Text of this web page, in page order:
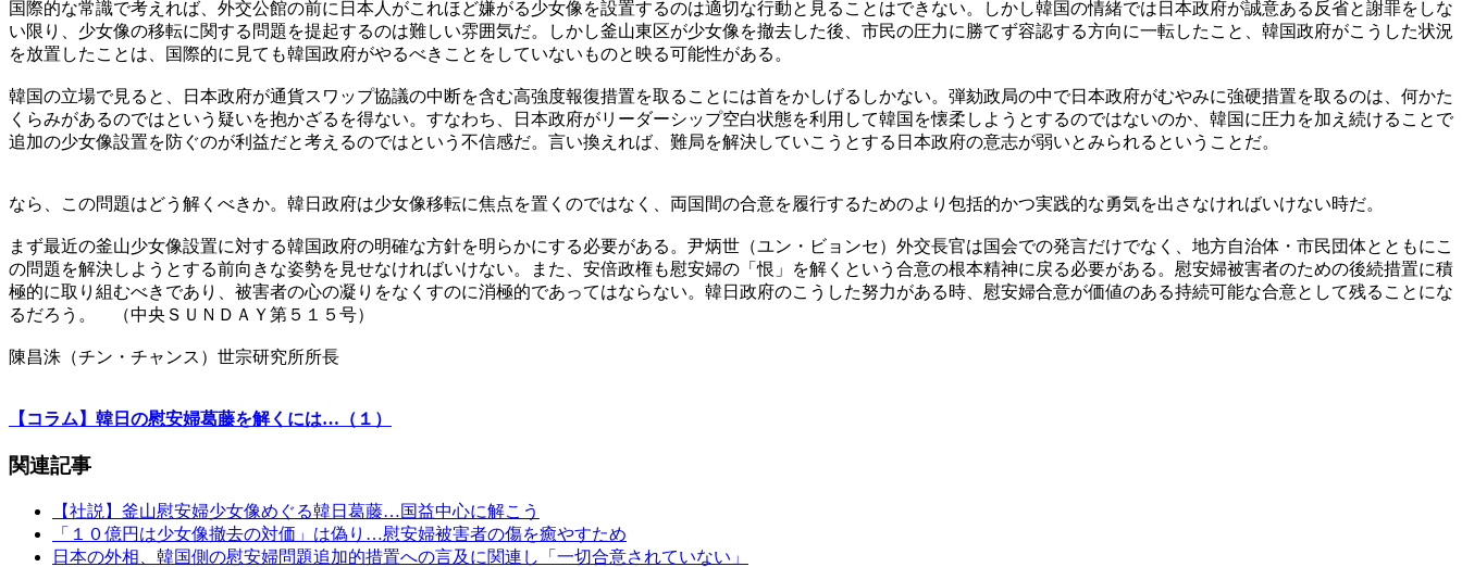
国際的な常識で考えれば、外交公館の前に日本人がこれほど嫌がる少女像を設置するのは適切な行動と見ることはできない。しかし韓国の情緒では日本政府が誠意ある反省と謝罪をしな
い限り、少女像の移転に関する問題を提起するのは難しい雰囲気だ。しかし釜山東区が少女像を撤去した後、市民の圧力に勝てず容認する方向に一転したこと、韓国政府がこうした状況
を放置したことは、国際的に見ても韓国政府がやるべきことをしていないものと映る可能性がある。
韓国の立場で見ると、日本政府が通貨スワップ協議の中断を含む高強度報復措置を取ることには首をかしげるしかない。弾劾政局の中で日本政府がむやみに強硬措置を取るのは、何かた
くらみがあるのではという疑いを抱かざるを得ない。すなわち、日本政府がリーダーシップ空白状態を利用して韓国を懐柔しようとするのではないのか、韓国に圧力を加え続けることで
追加の少女像設置を防ぐのが利益だと考えるのではという不信感だ。言い換えれば、難局を解決していこうとする日本政府の意志が弱いとみられるということだ。
なら、この問題はどう解くべきか。韓日政府は少女像移転に焦点を置くのではなく、両国間の合意を履行するためのより包括的かつ実践的な勇気を出さなければいけない時だ。
まず最近の釜山少女像設置に対する韓国政府の明確な方針を明らかにする必要がある。尹炳世（ユン・ビョンセ）外交長官は国会での発言だけでなく、地方自治体・市民団体とともにこ
の問題を解決しようとする前向きな姿勢を見せなければいけない。また、安倍政権も慰安婦の「恨」を解くという合意の根本精神に戻る必要がある。慰安婦被害者のための後続措置に積
極的に取り組むべきであり、被害者の心の凝りをなくすのに消極的であってはならない。韓日政府のこうした努力がある時、慰安婦合意が価値のある持続可能な合意として残ることにな
るだろう。 （中央ＳＵＮＤＡＹ第５１５号）
陳昌洙（チン・チャンス）世宗研究所所長
【コラム】韓日の慰安婦葛藤を解くには…（１）
関連記事
【社説】釜山慰安婦少女像めぐる韓日葛藤…国益中心に解こう
「１０億円は少女像撤去の対価」は偽り…慰安婦被害者の傷を癒やすため
日本の外相、韓国側の慰安婦問題追加的措置への言及に関連し「一切合意されていない」